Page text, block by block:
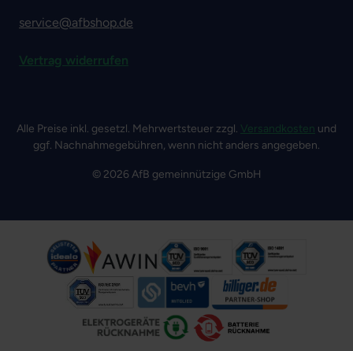
service@afbshop.de
Vertrag widerrufen
Alle Preise inkl. gesetzl. Mehrwertsteuer zzgl. Versandkosten und
ggf. Nachnahmegebühren, wenn nicht anders angegeben.
© 2026 AfB gemeinnützige GmbH